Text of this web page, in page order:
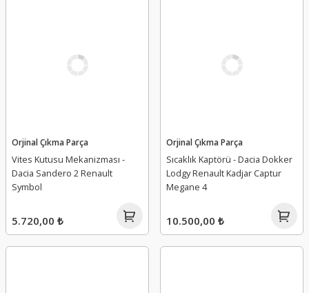
Orjinal Çıkma Parça
Vites Kutusu Mekanizması -
Dacia Sandero 2 Renault
Symbol
5.720,00 ₺
Orjinal Çıkma Parça
Sıcaklık Kaptörü - Dacia Dokker
Lodgy Renault Kadjar Captur
Megane 4
10.500,00 ₺